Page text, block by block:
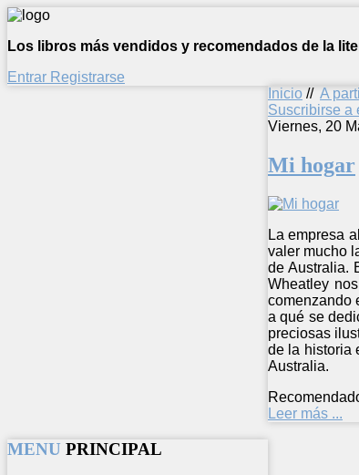
Los libros más vendidos y recomendados de la
Entrar Registrarse
Inicio // A
Suscribirse a
Viernes, 20
Mi hogar
La empresa
valer mucho
de Australia.
Wheatley
comenzando
a qué se
preciosas
de la historia
Australia.
Leer más ...
MENU PRINCIPAL